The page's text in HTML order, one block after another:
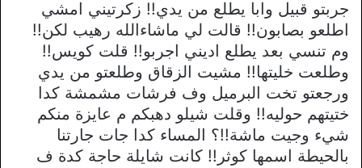
جربتو قبيل وابا يطلع من يدي!! زكرتيني امشي
اطلعو بصابون!! قالت لي ماشاءالله رهيب لكن!!
وم تنسي بعد يطلع اديني اجربو!! قلت كويس!!
وطلعت خليتها!! مشيت الزقاق وطلعتو من يدي
ورجعتو تخت البرميل وف فرشات مشمشة كدا
ختيتهم حوليه!! وقلت شيلو دهبكم م عايزة منكم
شيء وجيت ماشة!!؟ المساء كدا جات جارتنا
بالحيطة اسمها كوثر!! كانت شايلة حاجة كدة ف